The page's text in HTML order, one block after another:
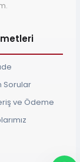
Sorular
ve Ödeme